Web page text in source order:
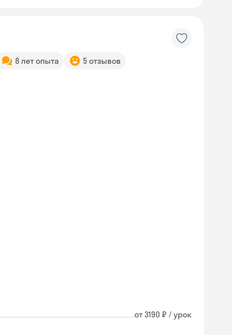
8 лет опыта 5 отзывов
от 3190 ₽ / урок